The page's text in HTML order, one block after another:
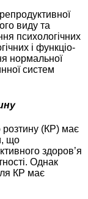
виду та
психологічних
і функціо­
нормальної
систем
розтину (КР) має
що
здоров’я
Однак
КР має